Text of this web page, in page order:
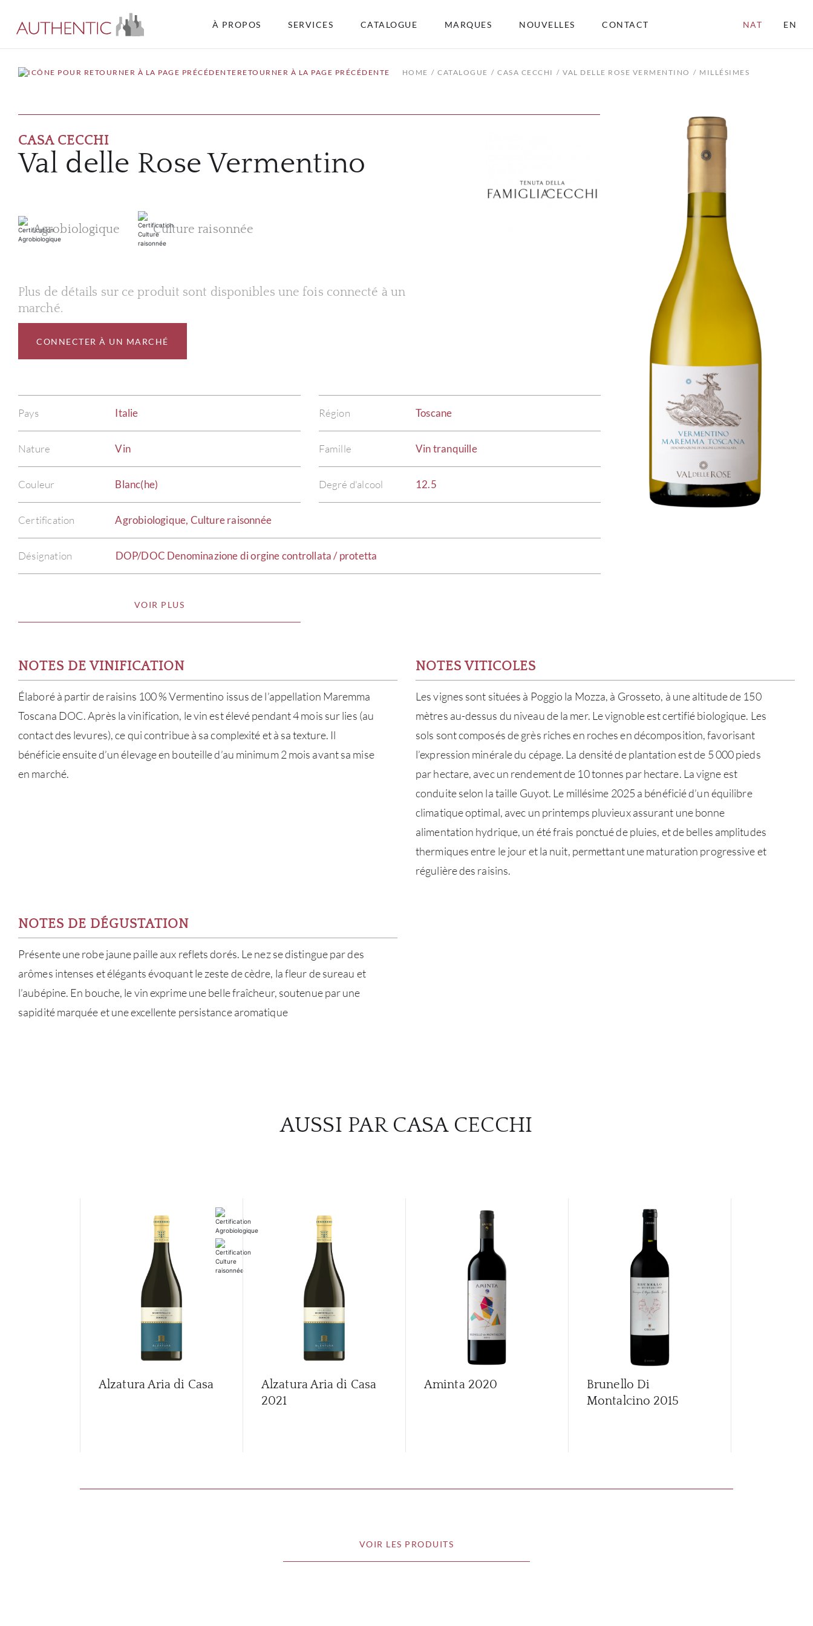
À PROPOS SERVICES CATALOGUE MARQUES NOUVELLES CONTACT NAT EN
RETOURNER À LA PAGE PRÉCÉDENTE HOME CATALOGUE CASA CECCHI VAL DELLE ROSE VERMENTINO MILLÉSIMES
CASA CECCHI
Val delle Rose Vermentino
Agrobiologique Culture raisonnée
Plus de détails sur ce produit sont disponibles une fois connecté à un
marché.
CONNECTER À UN MARCHÉ
Pays Italie Région Toscane
Nature Vin Famille Vin tranquille
Couleur Blanc(he) Degré d'alcool 12.5
Certification Agrobiologique, Culture raisonnée
Désignation DOP/DOC Denominazione di orgine controllata / protetta
VOIR PLUS
NOTES DE VINIFICATION
Élaboré à partir de raisins 100 % Vermentino issus de l’appellation Maremma
Toscana DOC. Après la vinification, le vin est élevé pendant 4 mois sur lies (au
contact des levures), ce qui contribue à sa complexité et à sa texture. Il
bénéficie ensuite d’un élevage en bouteille d’au minimum 2 mois avant sa mise
en marché.
NOTES VITICOLES
Les vignes sont situées à Poggio la Mozza, à Grosseto, à une altitude de 150
mètres au-dessus du niveau de la mer. Le vignoble est certifié biologique. Les
sols sont composés de grès riches en roches en décomposition, favorisant
l’expression minérale du cépage. La densité de plantation est de 5 000 pieds
par hectare, avec un rendement de 10 tonnes par hectare. La vigne est
conduite selon la taille Guyot. Le millésime 2025 a bénéficié d’un équilibre
climatique optimal, avec un printemps pluvieux assurant une bonne
alimentation hydrique, un été frais ponctué de pluies, et de belles amplitudes
thermiques entre le jour et la nuit, permettant une maturation progressive et
régulière des raisins.
NOTES DE DÉGUSTATION
Présente une robe jaune paille aux reflets dorés. Le nez se distingue par des
arômes intenses et élégants évoquant le zeste de cèdre, la fleur de sureau et
l’aubépine. En bouche, le vin exprime une belle fraîcheur, soutenue par une
sapidité marquée et une excellente persistance aromatique
AUSSI PAR CASA CECCHI
Alzatura Aria di Casa
Alzatura Aria di Casa
2021
Aminta 2020
Brunello Di
Montalcino 2015
VOIR LES PRODUITS